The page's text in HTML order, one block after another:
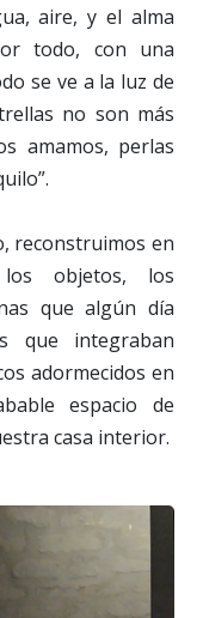
aire, y el alma
todo, con una
se ve a la luz de
no son más
amamos, perlas
reconstruimos en
los objetos, los
que algún día
que integraban
adormecidos en
espacio de
casa interior.